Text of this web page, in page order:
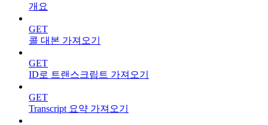
개요
GET
콜 대본 가져오기
GET
ID로 트랜스크립트 가져오기
GET
Transcript 요약 가져오기